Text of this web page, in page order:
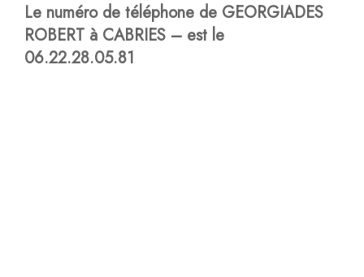
Le numéro de téléphone de GEORGIADES
ROBERT à CABRIES – est le
06.22.28.05.81